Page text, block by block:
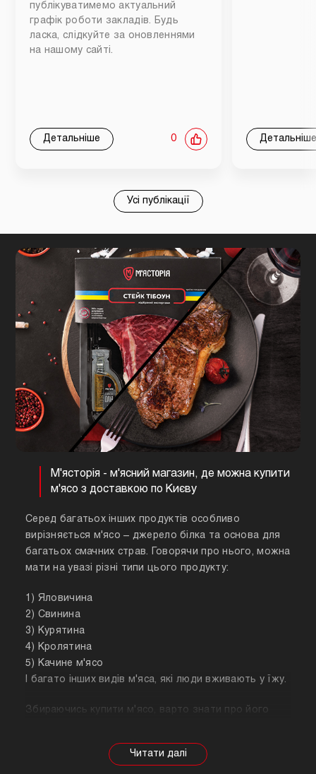
публікуватимемо актуальний
графік роботи закладів. Будь
ласка, слідкуйте за оновленнями
на нашому сайті.
Детальніше 0 Детальніше
Усі публікації
М'ясторія - м'ясний магазин, де можна купити
м'ясо з доставкою по Києву
Серед багатьох інших продуктів особливо
вирізняється м'ясо – джерело білка та основа для
багатьох смачних страв. Говорячи про нього, можна
мати на увазі різні типи цього продукту:
1) Яловичина
2) Свинина
3) Курятина
4) Кролятина
5) Качине м'ясо
І багато інших видів м'яса, які люди вживають у їжу.
Збираючись купити м'ясо, варто знати про його
залежності від тварини властивості продукту
будуть змінюватися, так само як рекомендації